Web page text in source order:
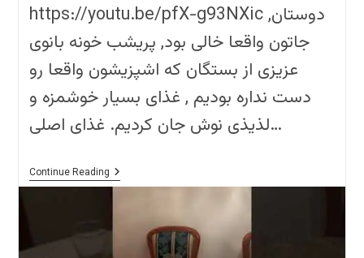
https://youtu.be/pfX-g93NXic دوستان,
جاتون واقعا خالی بود, پریشب خونه بانوی
عزیزی از بستگان که اشپزیشون واقعا رو
دست نداره بودیم , غذای بسیار خوشمزه و
لذیذی نوش جان کردیم. غذای اصلی…
Continue ReadingSofre
Na
ایرانی